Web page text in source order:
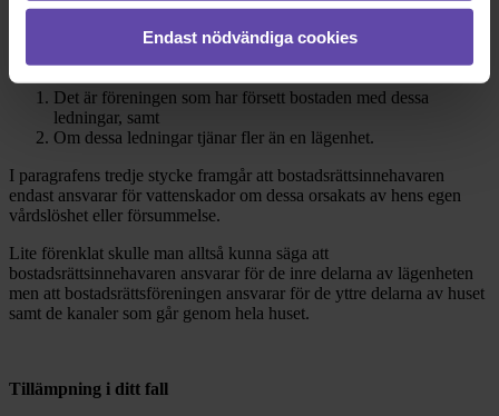
Endast nödvändiga cookies
för avlopp, värme, gas, elektricitet, vatten, eller ventilationskanaler
om:
Det är föreningen som har försett bostaden med dessa
ledningar, samt
Om dessa ledningar tjänar fler än en lägenhet.
I paragrafens tredje stycke framgår att bostadsrättsinnehavaren
endast ansvarar för vattenskador om dessa orsakats av hens egen
vårdslöshet eller försummelse.
Lite förenklat skulle man alltså kunna säga att
bostadsrättsinnehavaren ansvarar för de inre delarna av lägenheten
men att bostadsrättsföreningen ansvarar för de yttre delarna av huset
samt de kanaler som går genom hela huset.
Tillämpning i ditt fall